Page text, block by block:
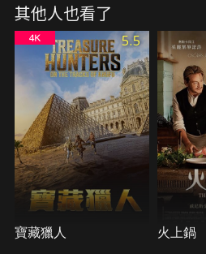
品中的法國海港，然而背負著截
看兩很厭」的兩人能否突破刻板
這趟旅程順利完成？
其他人也看了
5.5
寶藏獵人 火上鍋